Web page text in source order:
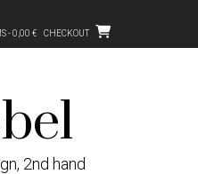
- 0,00 € CHECKOUT
2nd hand